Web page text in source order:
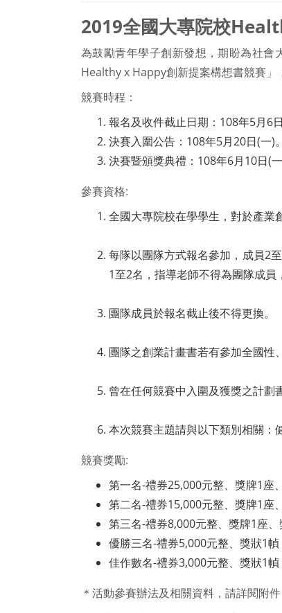
2019全國大專院校
為鼓勵青年學子創新發想，期盼為社會
Healthy x Happy創新提案構想書競賽」
競賽時程：
報名及收件截止日期：108年5月6日
決賽入圍公告：108年5月20日(一)。
決賽暨頒獎典禮：108年6月10日(
參賽資格:
全國大專院校在學學生，對於產業
每隊以團隊方式報名參加，成員2
1至2名，指導老師不得為團隊成員
團隊成員於報名截止後不得更換。
團隊之創業計畫書若有參加全國性
曾在任何競賽中入圍及獲獎之計劃
本次競賽主題請與以下類別相關：
競賽獎勵:
第一名-禮券25,000元整、獎牌1座
第二名-禮券15,000元整、獎牌1座
第三名-禮券8,000元整、獎牌1座
優勝三名-禮券5,000元整、獎狀1幀
佳作數名-禮券3,000元整、獎狀1幀
＊活動參賽辦法及相關資料，請詳閱附